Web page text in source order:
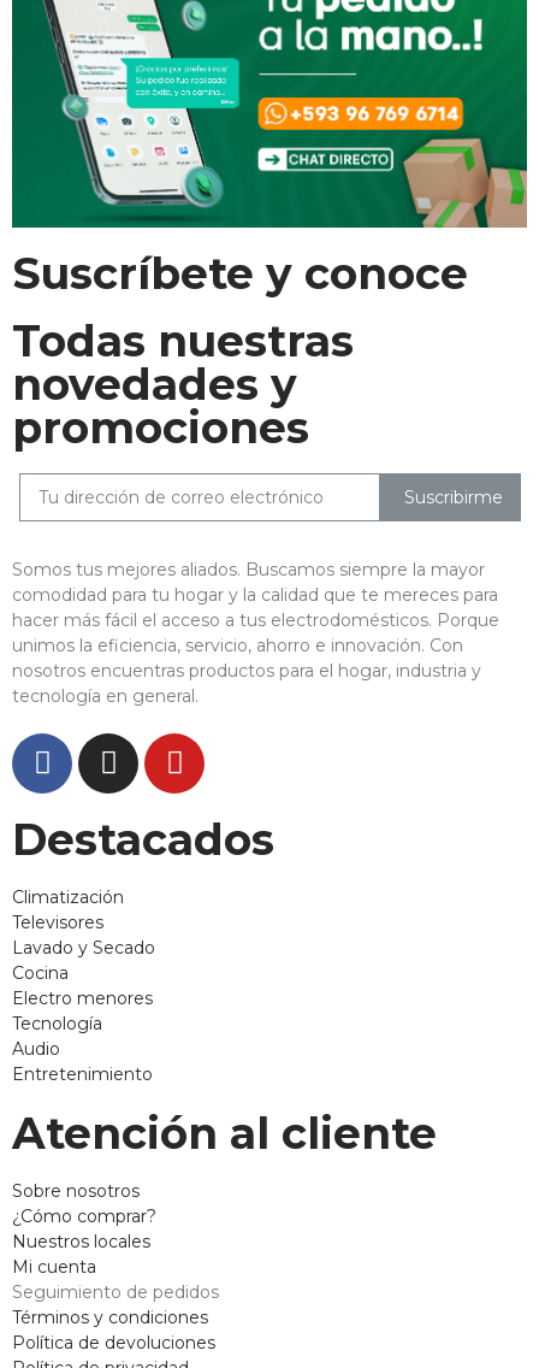
Suscríbete y conoce
Todas nuestras
novedades y
promociones
Suscribirme
Somos tus mejores aliados. Buscamos siempre la mayor
comodidad para tu hogar y la calidad que te mereces para
hacer más fácil el acceso a tus electrodomésticos. Porque
unimos la eficiencia, servicio, ahorro e innovación. Con
nosotros encuentras productos para el hogar, industria y
tecnología en general.
Destacados
Climatización
Televisores
Lavado y Secado
Cocina
Electro menores
Tecnología
Audio
Entretenimiento
Atención al cliente
Sobre nosotros
¿Cómo comprar?
Nuestros locales
Mi cuenta
Seguimiento de pedidos
Términos y condiciones
Política de devoluciones